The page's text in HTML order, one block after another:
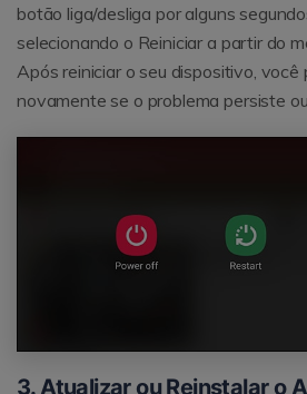
botão liga/desliga por alguns
selecionando o Reiniciar a partir do
Após reiniciar o seu dispositivo, você
novamente se o problema persiste
3. Atualizar ou Reinstalar o